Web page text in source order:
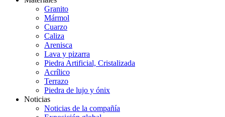
Granito
Mármol
Cuarzo
Caliza
Arenisca
Lava y pizarra
Piedra Artificial, Cristalizada
Acrílico
Terrazo
Piedra de lujo y ónix
Noticias
Noticias de la compañía